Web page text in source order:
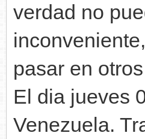
verdad no
pasar en
El dia jueves
Venezuela.